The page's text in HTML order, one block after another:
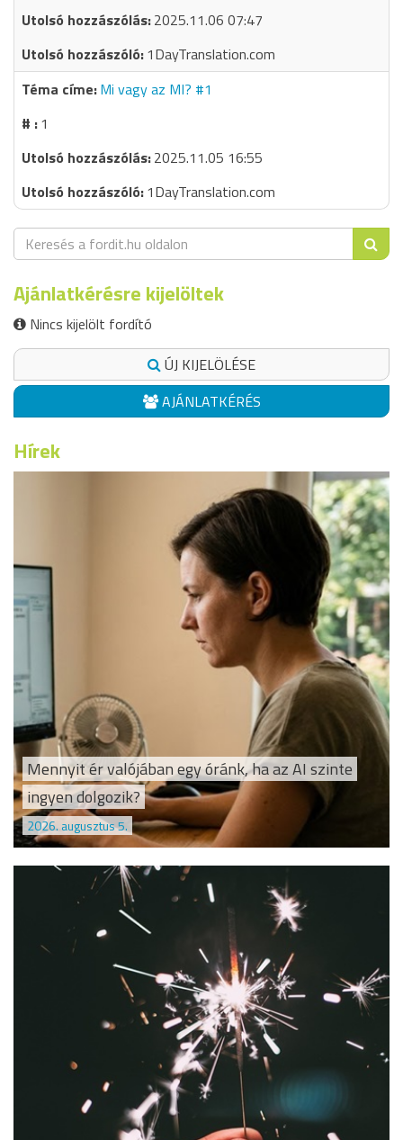
2025.11.06 07:47
1DayTranslation.com
Mi vagy az MI? #1
1
2025.11.05 16:55
1DayTranslation.com
Ajánlatkérésre kijelöltek
Nincs kijelölt fordító
ÚJ KIJELÖLÉSE
AJÁNLATKÉRÉS
Hírek
Mennyit ér valójában egy óránk, ha az AI szinte
ingyen dolgozik?
2026. augusztus 5.